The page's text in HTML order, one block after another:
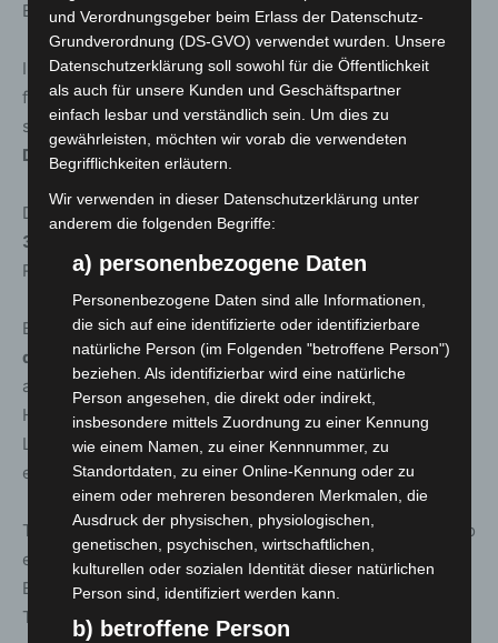
Einstand in der neuen Umgebung.
Im Warsteiner-Cupdurfte sich auch Janina Reese
freuen:Tough Tomsiegte überraschend – direkt vor
seinem StallgefährtenDilpak, was dem Team einen
Doppelsieg bescherte.
Der Wettumsatz der zehn Rennen belief sich auf
355.593,79 Euro
Rennsaison.
Bereits in gut zwei Wochen geht es weiter: AmSonntag,
dem 18. Mai, steht derBurckhardt-Jubiläumsrenntag
auf dem Programm. Rennbeginn ist um 11:30 Uhr
Hauptereignis ist derPreis der Neuen Bult, ein
Listenrennen für dreijährige Stuten über 2.200 Meter mit
einem Preisgeld von25.000 Euro.
Tickets können bereits jetzt online zum Preis von 12 Euro
erworben werden. Kinder bis 12 Jahre erhalten freien
Eintritt. Weitere Informationen sowie Zugang zum
Ticketshop gibt es unter:https://www.neuebult.de/
und Verordnungsgeber beim Erlass der Datenschutz-
Grundverordnung (DS-GVO) verwendet wurden. Unsere
Datenschutzerklärung soll sowohl für die Öffentlichkeit
als auch für unsere Kunden und Geschäftspartner
einfach lesbar und verständlich sein. Um dies zu
gewährleisten, möchten wir vorab die verwendeten
Begrifflichkeiten erläutern.
Wir verwenden in dieser Datenschutzerklärung unter
anderem die folgenden Begriffe:
a) personenbezogene Daten
Personenbezogene Daten sind alle Informationen,
die sich auf eine identifizierte oder identifizierbare
natürliche Person (im Folgenden "betroffene Person")
beziehen. Als identifizierbar wird eine natürliche
Person angesehen, die direkt oder indirekt,
insbesondere mittels Zuordnung zu einer Kennung
wie einem Namen, zu einer Kennnummer, zu
Standortdaten, zu einer Online-Kennung oder zu
einem oder mehreren besonderen Merkmalen, die
Ausdruck der physischen, physiologischen,
genetischen, psychischen, wirtschaftlichen,
kulturellen oder sozialen Identität dieser natürlichen
Person sind, identifiziert werden kann.
b) betroffene Person